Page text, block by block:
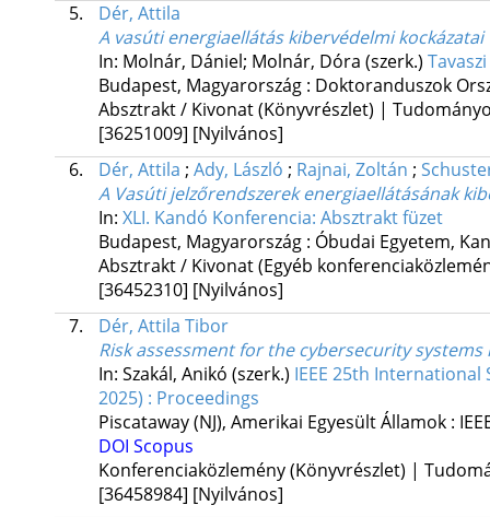
5.
Dér, Attila
A vasúti energiaellátás kibervédelmi kockázatai
In: Molnár, Dániel; Molnár, Dóra (szerk.)
Budapest, Magyarország : Doktoranduszok
Absztrakt / Kivonat (Könyvrészlet) |
[36251009] [Nyilvános]
6.
Dér, Attila ; Ady, László ; Rajnai, Zoltán ;
A Vasúti jelzőrendszerek energiaellátásának
In: XLI. Kandó Konferencia: Absztrakt füzet
Budapest, Magyarország : Óbudai Egyetem,
Absztrakt / Kivonat (Egyéb
[36452310] [Nyilvános]
7.
Dér, Attila Tibor
Risk assessment for the cybersecurity
In: Szakál, Anikó (szerk.) IEEE 25th
2025) : Proceedings
Piscataway (NJ), Amerikai Egyesült Államok :
DOI Scopus
Konferenciaközlemény (Könyvrészlet) |
[36458984] [Nyilvános]